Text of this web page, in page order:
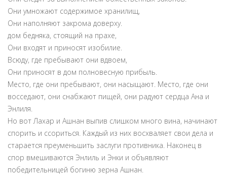
Они умножают содержимое хранилищ,
Они наполняют закрома доверху.
дом бедняка, стоящий на прахе,
Они входят и приносят изобилие.
Всюду, где пребывают они вдвоем,
Они приносят в дом полновесную прибыль.
Место, где они пребывают, они насыщают. Место, где они
восседают, они снабжают пищей, они радуют сердца Ана и
Энлиля.
Но вот Лахар и Ашнан выпив слишком много вина, начинают
спорить и ссориться. Каждый из них восхваляет свои дела и
старается преуменьшить заслуги противника. Наконец в
спор вмешиваются Энлиль и Энки и объявляют
победительницей богиню зерна Ашнан.